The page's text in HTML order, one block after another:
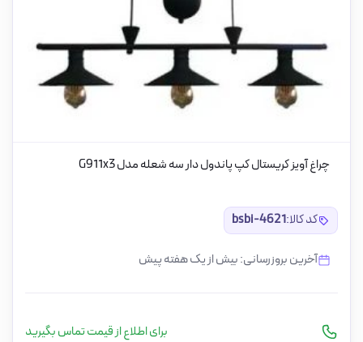
چراغ آویز کریستال کپ پاندول دار سه شعله مدل G911x3
کد کالا:bsbi-4621
آخرین بروزرسانی: بیش از یک هفته پیش
برای اطلاع از قیمت تماس بگیرید